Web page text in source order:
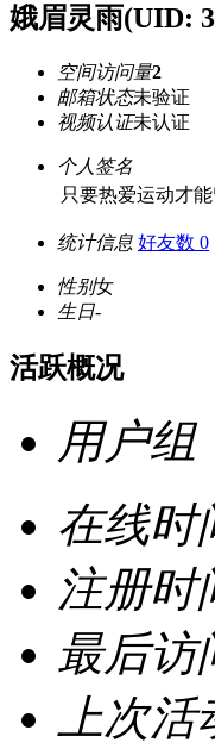
娥眉灵雨(UID:
空间访问量2
邮箱状态未验证
视频认证未认证
个人签名
只要热爱运动才
统计信息 好友数 0
性别女
生日-
活跃概况
用户组
在线时
注册时
最后访
上次